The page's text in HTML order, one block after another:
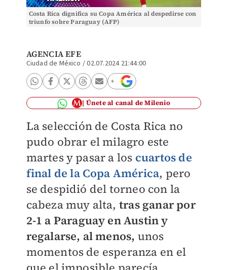
Costa Rica dignifica su Copa América al despedirse con
triunfo sobre Paraguay (AFP)
AGENCIA EFE
Ciudad de México /02.07.2024 21:44:00
Únete al canal de Milenio
La selección de Costa Rica no
pudo obrar el milagro este
martes y pasar a los cuartos de
final de la Copa América, pero
se despidió del torneo con la
cabeza muy alta, tras ganar por
2-1 a Paraguay en Austin y
regalarse, al menos, unos
momentos de esperanza en el